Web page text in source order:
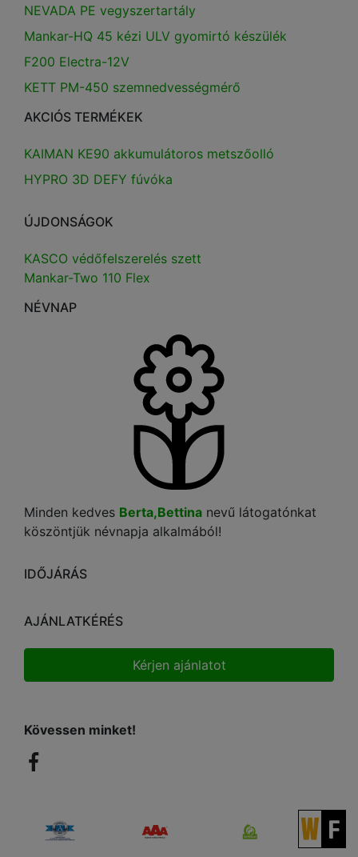
NEVADA PE vegyszertartály
Mankar-HQ 45 kézi ULV gyomirtó készülék
F200 Electra-12V
KETT PM-450 szemnedvességmérő
AKCIÓS TERMÉKEK
KAIMAN KE90 akkumulátoros metszőolló
HYPRO 3D DEFY fúvóka
ÚJDONSÁGOK
KASCO védőfelszerelés szett
Mankar-Two 110 Flex
NÉVNAP
Minden kedves Berta,Bettina nevű látogatónkat
köszöntjük névnapja alkalmából!
IDŐJÁRÁS
AJÁNLATKÉRÉS
Kérjen ajánlatot
Kövessen minket!